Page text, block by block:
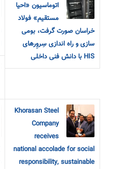
اتوماسیون «احیا
مستقیم» فولاد
خراسان صورت گرفت، بومی
سازی و راه اندازی سِروِرهای
HIS با دانش فنی داخلی
Khorasan Steel
Company
receives
national accolade for social
responsibility, sustainable